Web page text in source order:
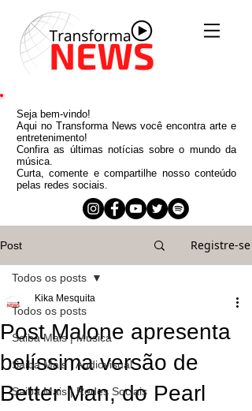
Seja bem-vindo!
Aqui no Transforma News você encontra arte e
entretenimento!
Confira as últimas notícias sobre o mundo da
música.
Curta, comente e compartilhe nosso conteúdo
pelas redes sociais.
Post Registre-se
Todos os posts
Saiba Mais | Música
Saiba Mais | Audiovisual
Saiba Mais | Redes Sociais
Todos os posts
Post Malone apresenta
belíssima versão de
Better Man, do Pearl
Kika Mesquita